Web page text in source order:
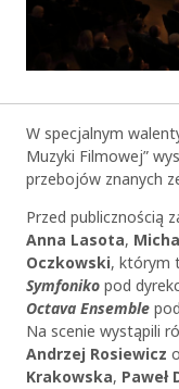
W specjalnym
Muzyki Filmowej”
przebojów znanych
Przed publicznością
Anna Lasota,
Oczkowski, którym
Symfonikopod
Octava Ensemble
Na scenie wystąpili
Andrzej Rosiewicz
Krakowska, Paweł